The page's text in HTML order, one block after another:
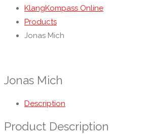
KlangKompass Online
Products
Jonas Mich
Jonas Mich
Description
Product Description